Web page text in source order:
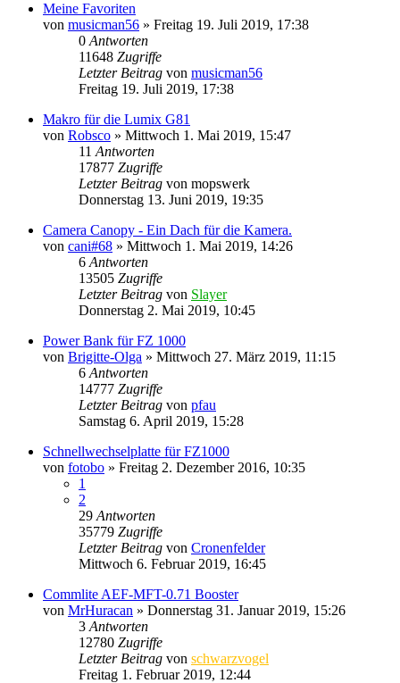
Meine Favoriten
von musicman56 » Freitag 19. Juli 2019, 17:38
0 Antworten
11648 Zugriffe
Letzter Beitrag von musicman56
Freitag 19. Juli 2019, 17:38
Makro für die Lumix G81
von Robsco » Mittwoch 1. Mai 2019, 15:47
11 Antworten
17877 Zugriffe
Letzter Beitrag von mopswerk
Donnerstag 13. Juni 2019, 19:35
Camera Canopy - Ein Dach für die Kamera.
von cani#68 » Mittwoch 1. Mai 2019, 14:26
6 Antworten
13505 Zugriffe
Letzter Beitrag von Slayer
Donnerstag 2. Mai 2019, 10:45
Power Bank für FZ 1000
von Brigitte-Olga » Mittwoch 27. März 2019, 11:15
6 Antworten
14777 Zugriffe
Letzter Beitrag von pfau
Samstag 6. April 2019, 15:28
Schnellwechselplatte für FZ1000
von fotobo » Freitag 2. Dezember 2016, 10:35
1
2
29 Antworten
35779 Zugriffe
Letzter Beitrag von Cronenfelder
Mittwoch 6. Februar 2019, 16:45
Commlite AEF-MFT-0.71 Booster
von MrHuracan » Donnerstag 31. Januar 2019, 15:26
3 Antworten
12780 Zugriffe
Letzter Beitrag von schwarzvogel
Freitag 1. Februar 2019, 12:44